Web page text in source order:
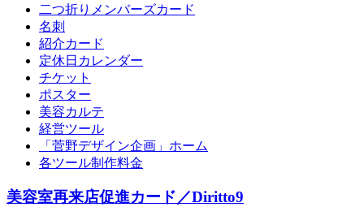
二つ折りメンバーズカード
名刺
紹介カード
定休日カレンダー
チケット
ポスター
美容カルテ
経営ツール
「菅野デザイン企画」ホーム
各ツール制作料金
美容室再来店促進カード／Diritto9